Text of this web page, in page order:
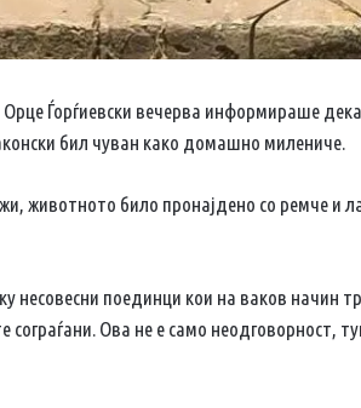
Ѓорѓиевски вечерва информираше
бил чуван како домашно милениче.
животното било пронајдено со ремче и
несовесни поединци кои на ваков начин
сограѓани. Ова не е само неодговорност,